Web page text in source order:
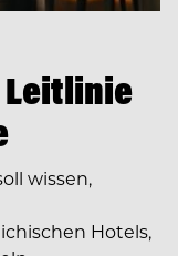
Leitlinie
wissen,
Hotels,